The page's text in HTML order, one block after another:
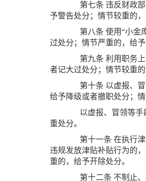
第七条 违反财政
予警告处分；情节较重的
第八条 使用“小金
过处分；情节严重的，给
第九条 利用职务
者记大过处分；情节较重
第十条 以虚报、
给予降级或者撤职处分；
以虚报、冒领等手段
重处分。
第十一条 在执行
违规发放津贴补贴行为的
重的，给予开除处分。
第十二条 不制止